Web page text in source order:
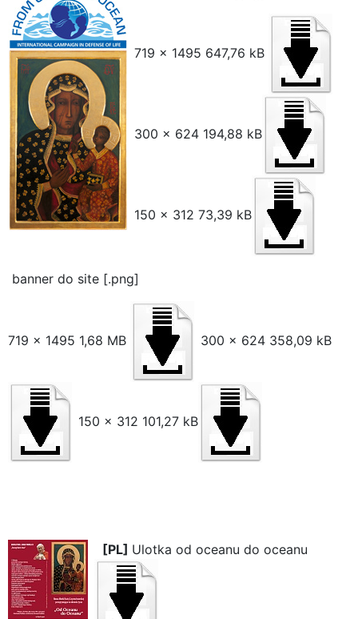
719 x 1495 647,76 kB
300 x 624 194,88 kB
150 x 312 73,39 kB
banner do site [.png]
719 x 1495 1,68 MB 300 x 624 358,09 kB
150 x 312 101,27 kB
[PL] Ulotka od oceanu do oceanu